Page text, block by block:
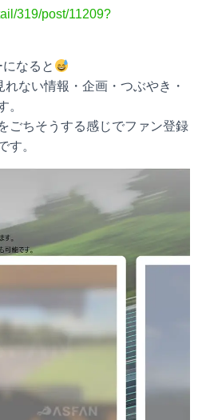
319/post/11209?
なると
ない情報・企画・つぶやき・
。
ごちそうする感じでファン登録
す。